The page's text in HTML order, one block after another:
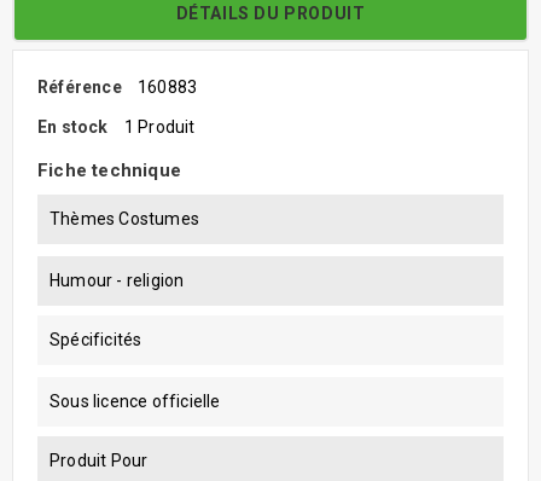
DÉTAILS DU PRODUIT
Référence 160883
En stock 1 Produit
Fiche technique
Thèmes Costumes
Humour - religion
Spécificités
Sous licence officielle
Produit Pour